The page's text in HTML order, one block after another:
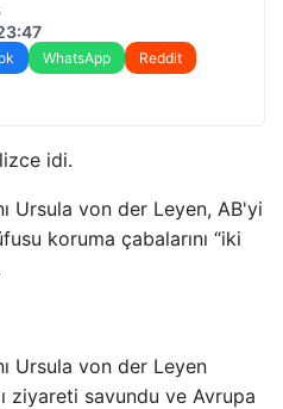
WhatsApp
Reddit
idi.
Ursula von der Leyen, AB'yi
koruma çabalarını “iki
Ursula von der Leyen
ziyareti savundu ve Avrupa